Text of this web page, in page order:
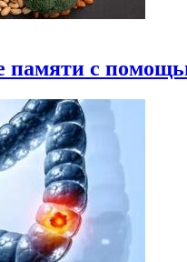
памяти с